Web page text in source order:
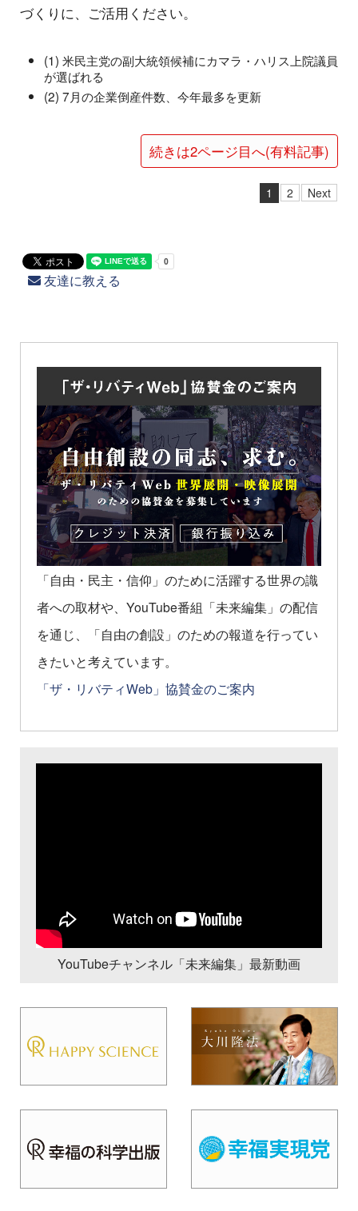
づくりに、ご活用ください。
(1) 米民主党の副大統領候補にカマラ・ハリス上院議員
が選ばれる
(2) 7月の企業倒産件数、今年最多を更新
続きは2ページ目へ(有料記事)
1 2 Next
友達に教える
「自由・民主・信仰」のために活躍する世界の識
者への取材や、YouTube番組「未来編集」の配信
を通じ、「自由の創設」のための報道を行ってい
きたいと考えています。
「ザ・リバティWeb」協賛金のご案内
YouTubeチャンネル「未来編集」最新動画